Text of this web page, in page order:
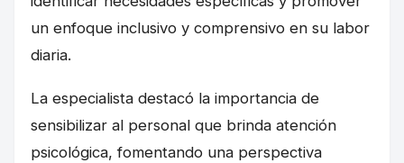
un enfoque inclusivo y comprensivo en su labor
diaria.
La especialista destacó la importancia de
sensibilizar al personal que brinda atención
psicológica, fomentando una perspectiva